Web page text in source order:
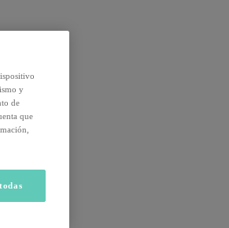
y
de
que